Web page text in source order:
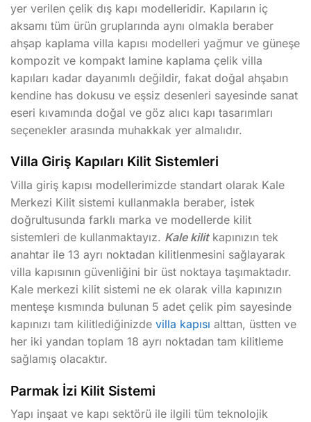
yer verilen çelik dış kapı modelleridir. Kapıların iç
aksamı tüm ürün gruplarında aynı olmakla beraber
ahşap kaplama villa kapısı modelleri yağmur ve güneşe
kompozit ve kompakt lamine kaplama çelik villa
kapıları kadar dayanımlı değildir, fakat doğal ahşabın
kendine has dokusu ve eşsiz desenleri sayesinde sanat
eseri kıvamında doğal ve göz alıcı kapı tasarımları
seçenekler arasında muhakkak yer almalıdır.
Villa Giriş Kapıları Kilit Sistemleri
Villa giriş kapısı modellerimizde standart olarak Kale
Merkezi Kilit sistemi kullanmakla beraber, istek
doğrultusunda farklı marka ve modellerde kilit
sistemleri de kullanmaktayız. Kale kilit kapınızın tek
anahtar ile 13 ayrı noktadan kilitlenmesini sağlayarak
villa kapısının güvenliğini bir üst noktaya taşımaktadır.
Kale merkezi kilit sistemi ne ek olarak villa kapınızın
menteşe kısmında bulunan 5 adet çelik pim sayesinde
kapınızı tam kilitlediğinizde villa kapısı alttan, üstten ve
her iki yandan toplam 18 ayrı noktadan tam kilitleme
sağlamış olacaktır.
Parmak İzi Kilit Sistemi
Yapı inşaat ve kapı sektörü ile ilgili tüm teknolojik